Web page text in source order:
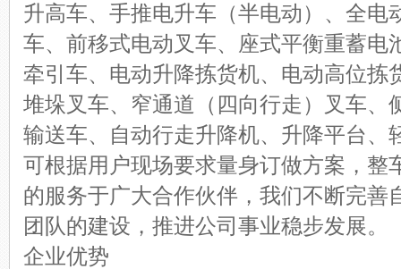
升高车、手推电升车（半电动）、全电
车、前移式电动叉车、座式平衡重蓄电
牵引车、电动升降拣货机、电动高位拣
堆垛叉车、窄通道（四向行走）叉车、
输送车、自动行走升降机、升降平台、
可根据用户现场要求量身订做方案，整
的服务于广大合作伙伴，我们不断完善
团队的建设，推进公司事业稳步发展。
企业优势